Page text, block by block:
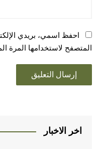
احفظ اسمي، بريدي
المتصفح لاستخدامها المرة
اخر الاخبار